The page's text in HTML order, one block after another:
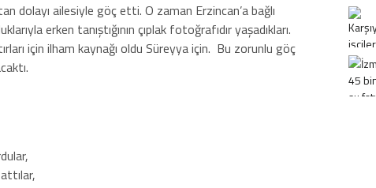
dolayı ailesiyle göç etti. O zaman Erzincan’a bağlı
erken tanıştığının çıplak fotoğrafıdır yaşadıkları.
için ilham kaynağı oldu Süreyya için. Bu zorunlu göç